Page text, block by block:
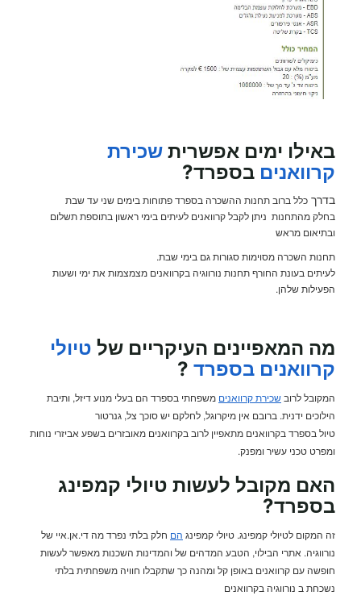
באילו ימים אפשרית שכירת
קרוואנים בספרד?
בדרך כלל ברוב תחנות ההשכרה בספרד פתוחות בימים שני עד שבת
בחלק מהתחנות ניתן לקבל קרוואנים לעיתים בימי ראשון בתוספת תשלום
ובתיאום מראש
תחנות השכרה מסוימות סגורות גם בימי שבת.
לעיתים בעונת החורף תחנות נורווגיה בקרוואנים מצמצמות את ימי ושעות
הפעילות שלהן.
מה המאפיינים העיקריים של טיולי
קרוואנים בספרד ?
המקובל לרובשכירת קרוואנים משפחתי בספרד הם בעלי מנוע דיזל, ותיבת
הילוכים ידנית. ברובם אין מיקרוגל, לחלקם יש סוכך צל, גנרטור
טיול בספרד בקרוואנים מתאפיין לרוב בקרוואנים מאובזרים בשפע אביזרי נוחות
ומפרט טכני עשיר ומפנק.
האם מקובל לעשות טיולי קמפינג
בספרד?
זה המקום לטיולי קמפינג. טיולי קמפינג הם חלק בלתי נפרד מה די.אן.איי של
נורווגיה. אתרי הבילוי, הטבע המדהים של והמדינות השכנות מאפשר לעשות
חופשה עם קרוואנים באופן קל ומהנה כך שתקבלו חוויה משפחתית בלתי
נשכחת ב נורווגיה בקרוואנים